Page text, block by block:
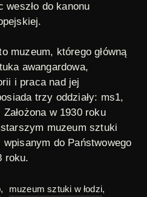
do kanonu
muzeum, którego główną
awangardowa,
i praca nad jej
trzy oddziały: ms1,
w 1930 roku
muzeum sztuki
do Państwowego
roku.
, muzeum sztuki w łodzi,